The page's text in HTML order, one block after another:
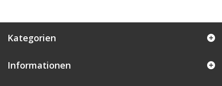
Kategorien
Informationen